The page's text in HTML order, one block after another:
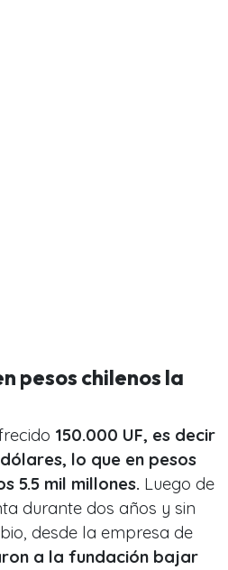
pesos chilenos la
150.000 UF, es decir
lo que en pesos
5.5 mil millones. Luego de
durante dos años y sin
desde la empresa de
a la fundación bajar